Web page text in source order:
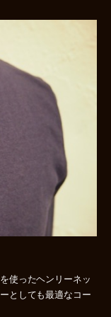
使ったヘンリーネッ
としても最適なコー